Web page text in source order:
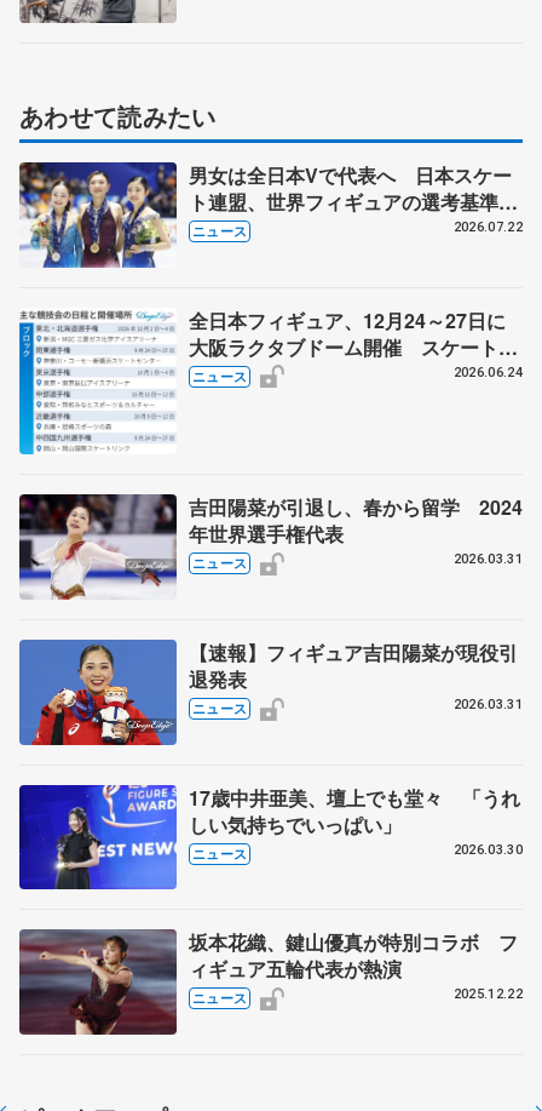
あわせて読みたい
男女は全日本Vで代表へ 日本スケー
ト連盟、世界フィギュアの選考基準を
承認
ニュース 2026.07.22
全日本フィギュア、12月24～27日に
大阪ラクタブドーム開催 スケート連
盟の新シーズン日程
ニュース 2026.06.24
吉田陽菜が引退し、春から留学 2024
年世界選手権代表
ニュース 2026.03.31
【速報】フィギュア吉田陽菜が現役引
退発表
ニュース 2026.03.31
17歳中井亜美、壇上でも堂々 「うれ
しい気持ちでいっぱい」
ニュース 2026.03.30
坂本花織、鍵山優真が特別コラボ フ
ィギュア五輪代表が熱演
ニュース 2025.12.22